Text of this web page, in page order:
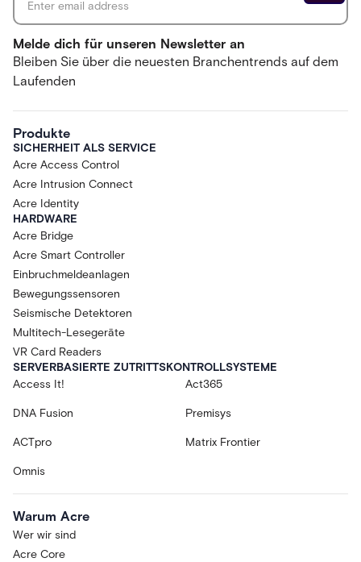
Melde dich für unseren Newsletter an
Bleiben Sie über die neuesten Branchentrends auf dem
Laufenden
Produkte
SICHERHEIT ALS SERVICE
Acre Access Control
Acre Intrusion Connect
Acre Identity
HARDWARE
Acre Bridge
Acre Smart Controller
Einbruchmeldeanlagen
Bewegungssensoren
Seismische Detektoren
Multitech-Lesegeräte
VR Card Readers
SERVERBASIERTE ZUTRITTSKONTROLLSYSTEME
Access It!
Act365
DNA Fusion Premisys
ACTpro Matrix Frontier
Omnis
Warum Acre
Wer wir sind
Acre Core